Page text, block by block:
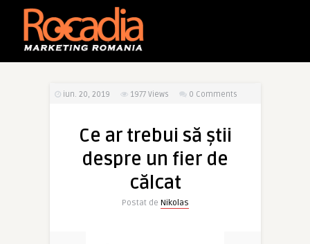
iun. 20, 2019 1977 Views 0 Comments
Ce ar trebui să știi
despre un fier de
călcat
Postat de Nikolas